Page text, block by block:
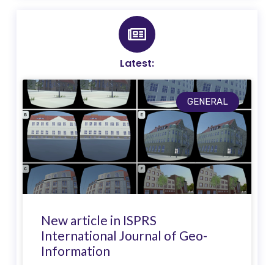
Latest:
GENERAL
New article in ISPRS
International Journal of Geo-
Information